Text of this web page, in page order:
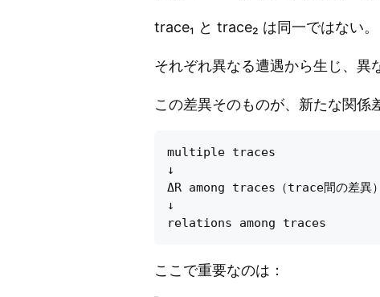
trace₁ と trace₂ は同一ではない。
それぞれ異なる遭遇から生じ、異
この差異そのものが、新たな関係
multiple traces
↓
ΔR among traces（trace間の差異）
↓
ここで重要なのは：